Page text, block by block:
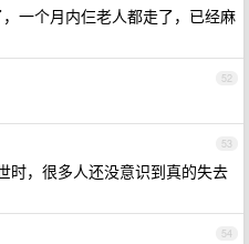
一个月内仨老人都走了，已经麻
52
53
时，很多人还没意识到真的失去
54